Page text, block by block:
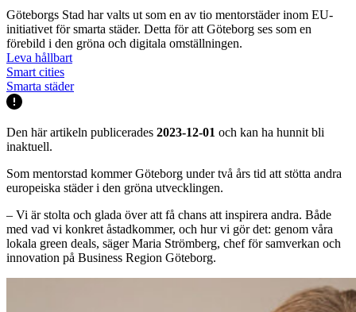
Göteborgs Stad har valts ut som en av tio mentorstäder inom EU-
initiativet för smarta städer. Detta för att Göteborg ses som en
förebild i den gröna och digitala omställningen.
Leva hållbart
Smart cities
Smarta städer
Den här artikeln publicerades 2023-12-01 och kan ha hunnit bli
inaktuell.
Som mentorstad kommer Göteborg under två års tid att stötta andra
europeiska städer i den gröna utvecklingen.
– Vi är stolta och glada över att få chans att inspirera andra. Både
med vad vi konkret åstadkommer, och hur vi gör det: genom våra
lokala green deals, säger Maria Strömberg, chef för samverkan och
innovation på Business Region Göteborg.